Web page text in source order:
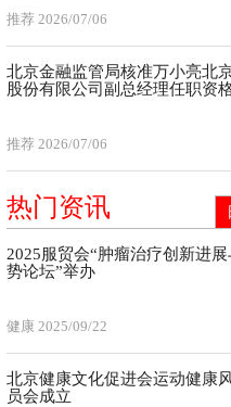
推荐 2026/07/06
北京金融监管局核准万小亮北
股份有限公司副总经理任职资
推荐 2026/07/06
热门资讯
2025服贸会“肿瘤治疗创新进
势论坛”举办
健康 2025/09/22
北京健康文化促进会运动健康
员会成立